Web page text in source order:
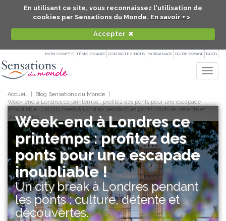
En utilisant ce site, vous reconnaissez l'utilisation de
cookies par Sensations du Monde. En savoir + >
Accepter
MON COMPTE TÉMOIGNAGES CONTACTEZ-NOUS PARRAINAGE GUIDE VOYAGE BLOG
Accueil
Blog Sensations du Monde
Week-end à Londres ce printemps : profitez des ponts pour une escapade
inoubliable ! Un city break à Londres pendant les ponts : culture, détente et
découvertes.
Week-end à Londres ce
printemps : profitez des
ponts pour une escapade
inoubliable !
Un city break à Londres pendant
les ponts : culture, détente et
découvertes.